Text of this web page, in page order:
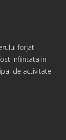
forjat
infiintata in
de activitate